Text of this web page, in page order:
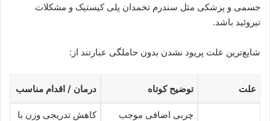
جسمی و پزشکی مثل سندرم تخمدان پلی کیستیک و مشکلات
تیروئید باشد.
شایع‌ترین علت پریود نشدن بدون حاملگی عبارتند از:
علت توضیح کوتاه درمان / اقدام مناسب
چربی اضافی موجب
کاهش تدریجی وزن با